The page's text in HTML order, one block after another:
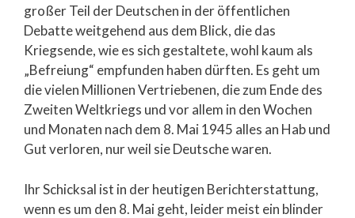
großer Teil der Deutschen in der öffentlichen
Debatte weitgehend aus dem Blick, die das
Kriegsende, wie es sich gestaltete, wohl kaum als
„Befreiung“ empfunden haben dürften. Es geht um
die vielen Millionen Vertriebenen, die zum Ende des
Zweiten Weltkriegs und vor allem in den Wochen
und Monaten nach dem 8. Mai 1945 alles an Hab und
Gut verloren, nur weil sie Deutsche waren.
Ihr Schicksal ist in der heutigen Berichterstattung,
wenn es um den 8. Mai geht, leider meist ein blinder